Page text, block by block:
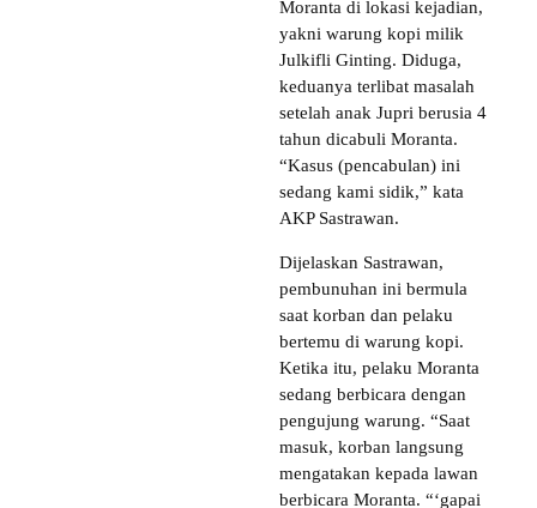
Moranta di lokasi kejadian,
yakni warung kopi milik
Julkifli Ginting. Diduga,
keduanya terlibat masalah
setelah anak Jupri berusia 4
tahun dicabuli Moranta.
“Kasus (pencabulan) ini
sedang kami sidik,” kata
AKP Sastrawan.
Dijelaskan Sastrawan,
pembunuhan ini bermula
saat korban dan pelaku
bertemu di warung kopi.
Ketika itu, pelaku Moranta
sedang berbicara dengan
pengujung warung. “Saat
masuk, korban langsung
mengatakan kepada lawan
berbicara Moranta. “‘gapai